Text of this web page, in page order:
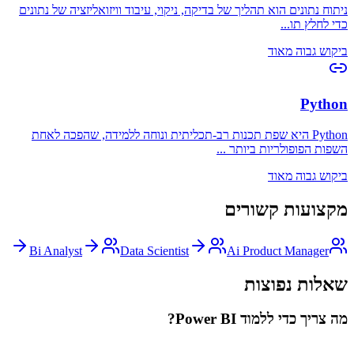
ניתוח נתונים הוא תהליך של בדיקה, ניקוי, עיבוד וויזואליזציה של נתונים
כדי לחלץ תו...
ביקוש גבוה מאוד
Python
Python היא שפת תכנות רב-תכליתית ונוחה ללמידה, שהפכה לאחת
השפות הפופולריות ביותר ...
ביקוש גבוה מאוד
מקצועות קשורים
Bi Analyst Data Scientist Ai Product Manager
שאלות נפוצות
מה צריך כדי ללמוד Power BI?